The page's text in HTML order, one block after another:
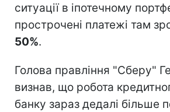
ситуації в іпотечному
прострочені платежі там
50%.
Голова правління "Сберу"
визнав, що робота
банку зараз дедалі більше